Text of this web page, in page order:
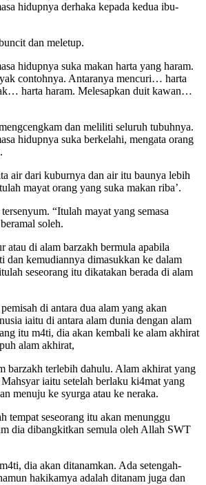
hidupnya derhaka kepada kedua ibu-
dan meletup.
hidupnya suka makan harta yang haram.
contohnya. Antaranya mencuri… harta
harta haram. Melesapkan duit kawan…
dan meliliti seluruh tubuhnya.
hidupnya suka berkelahi, mengata orang
air dari kuburnya dan air itu baunya lebih
mayat orang yang suka makan riba’.
“Itulah mayat yang semasa
soleh.
atau di alam barzakh bermula apabila
dan kemudiannya dimasukkan ke dalam
seseorang itu dikatakan berada di alam
di antara dua alam yang akan
iaitu di antara alam dunia dengan alam
itu m4ti, dia akan kembali ke alam akhirat
alam akhirat,
barzakh terlebih dahulu. Alam akhirat yang
iaitu setelah berlaku ki4mat yang
menuju ke syurga atau ke neraka.
tempat seseorang itu akan menunggu
dia dibangkitkan semula oleh Allah SWT
dia akan ditanamkan. Ada setengah-
hakikamya adalah ditanam juga dan